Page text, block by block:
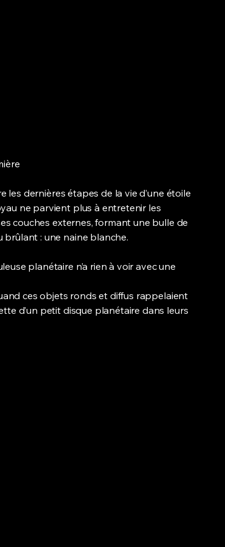
les dernières étapes de la vie d’une étoile
ne parvient plus à entretenir les
couches externes, formant une bulle de
brûlant : une naine blanche.
planétaire n’a rien à voir avec une
ces objets ronds et diffus rappelaient
d’un petit disque planétaire dans leurs